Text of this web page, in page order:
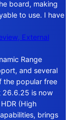
board, making
to use. I have
External
Range
and several
the popular free
26.6.25 is now
(High
brings